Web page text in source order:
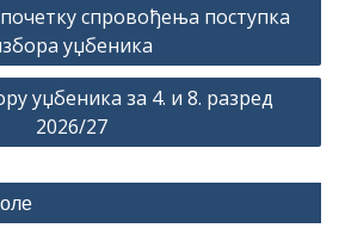
спровођења поступка
уџбеника
уџбеника за 4. и 8. разред
2026/27